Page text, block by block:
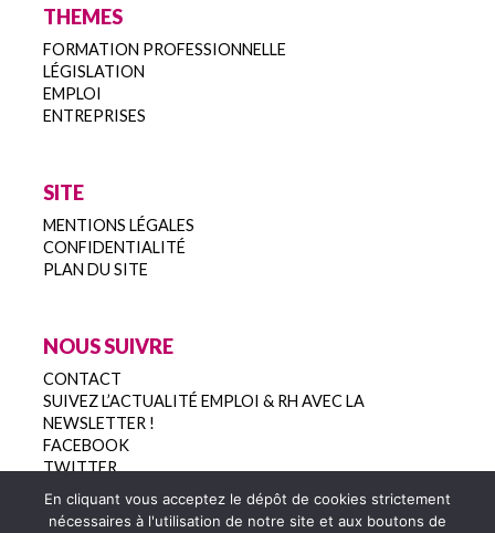
THEMES
FORMATION PROFESSIONNELLE
LÉGISLATION
EMPLOI
ENTREPRISES
SITE
MENTIONS LÉGALES
CONFIDENTIALITÉ
PLAN DU SITE
NOUS SUIVRE
CONTACT
SUIVEZ L’ACTUALITÉ EMPLOI & RH AVEC LA
NEWSLETTER !
FACEBOOK
TWITTER
En cliquant vous acceptez le dépôt de cookies strictement
nécessaires à l'utilisation de notre site et aux boutons de